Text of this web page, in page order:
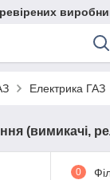
Електрика ГАЗ
(вимикачі,
0